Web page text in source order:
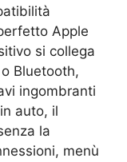
Apple
si collega
Bluetooth,
ingombranti
auto, il
la
menù